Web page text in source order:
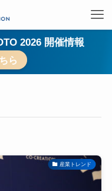
2026 開催情報
ら
産業トレンド